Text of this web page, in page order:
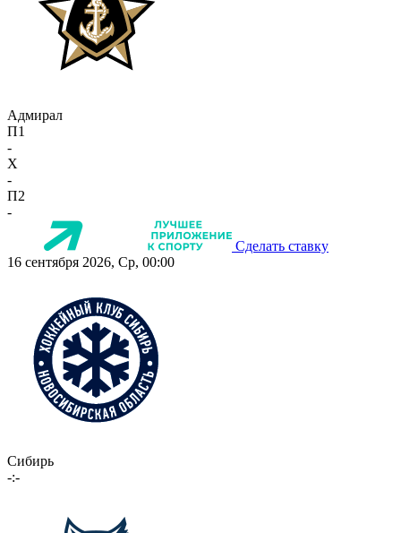
Адмирал
П1
-
X
-
П2
-
Сделать ставку
16 сентября 2026, Ср, 00:00
Сибирь
-:-